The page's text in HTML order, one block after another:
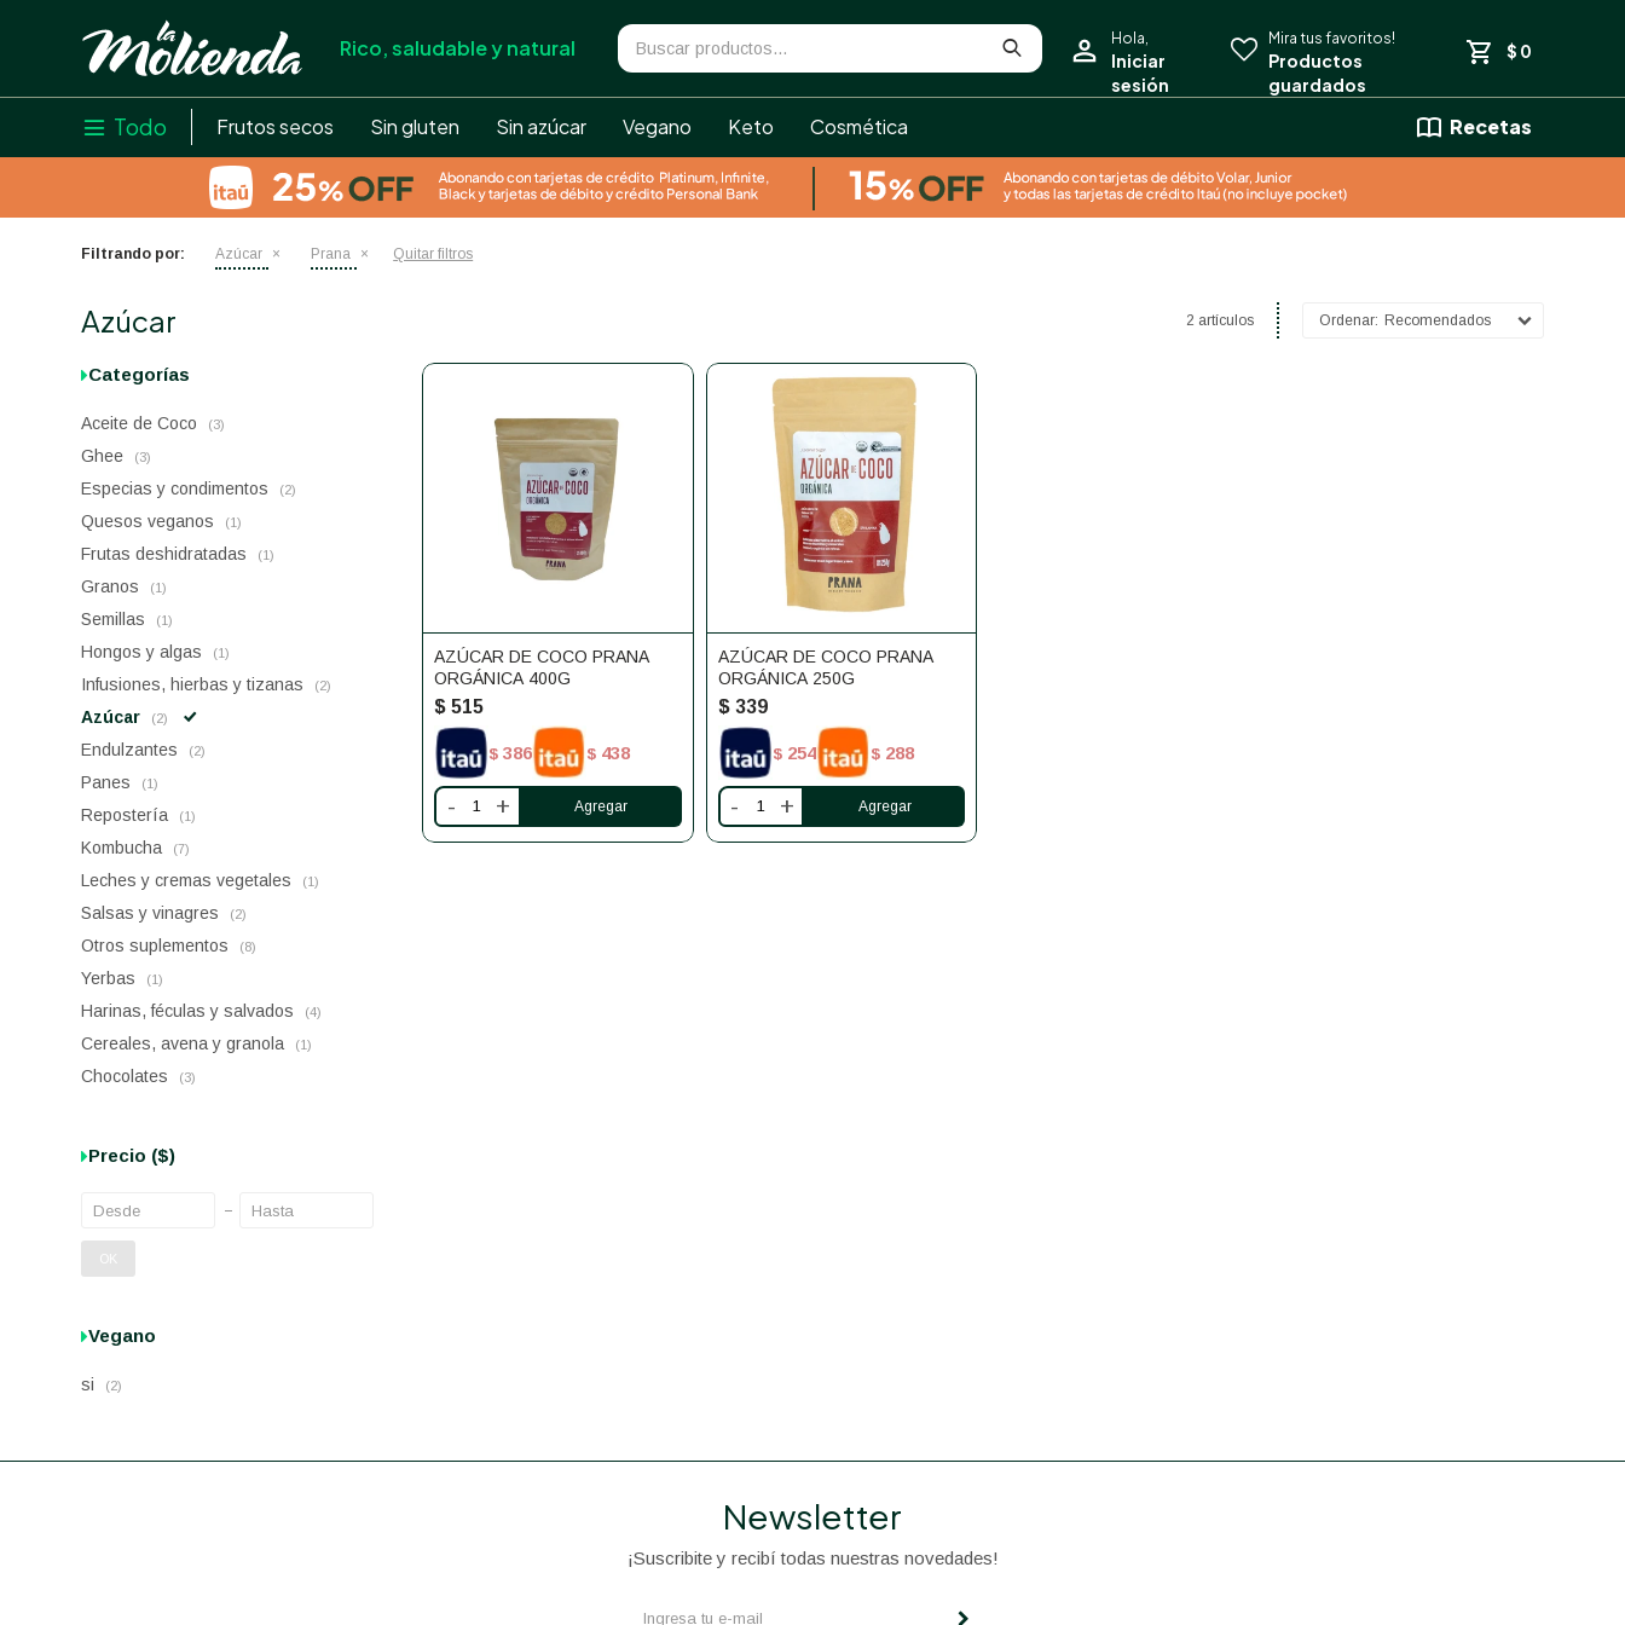
Rico, saludable y natural
 Todo Frutos secos Sin gluten Sin azúcar Vegano Keto Cosmética Recetas
$ 0
Filtrando por: Azúcar Prana Quitar filtros
2 artículos Recomendados
AZÚCAR DE COCO PRANA
ORGÁNICA 400G
$ 515
$ 386 $ 438
- +
AZÚCAR DE COCO PRANA
ORGÁNICA 250G
$ 339
$ 254 $ 288
- +
Azúcar
Categorías
Aceite de Coco (3)
Ghee (3)
Especias y condimentos (2)
Quesos veganos (1)
Frutas deshidratadas (1)
Granos (1)
Semillas (1)
Hongos y algas (1)
Infusiones, hierbas y tizanas (2)
Azúcar (2)
Endulzantes (2)
Panes (1)
Repostería (1)
Kombucha (7)
Leches y cremas vegetales (1)
Salsas y vinagres (2)
Otros suplementos (8)
Yerbas (1)
Harinas, féculas y salvados (4)
Cereales, avena y granola (1)
Chocolates (3)
Precio ($)
OK
Vegano
si (2)
Newsletter
¡Suscribite y recibí todas nuestras novedades!
close
store
local_shipping
credit_card
help